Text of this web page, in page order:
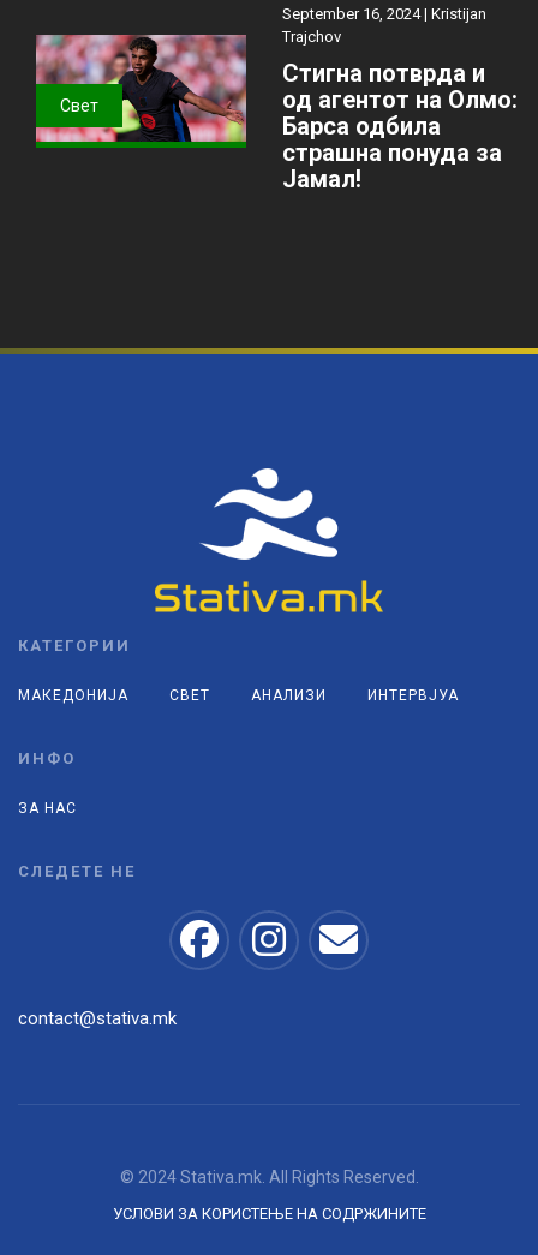
Свет
September 16, 2024 | Kristijan
Trajchov
Стигна потврда и
од агентот на Олмо:
Барса одбила
страшна понуда за
Јамал!
КАТЕГОРИИ
МАКЕДОНИЈА СВЕТ АНАЛИЗИ ИНТЕРВЈУА
ИНФО
ЗА НАС
СЛЕДЕТЕ НЕ
contact@stativa.mk
© 2024 Stativa.mk. All Rights Reserved.
УСЛОВИ ЗА КОРИСТЕЊЕ НА СОДРЖИНИТЕ